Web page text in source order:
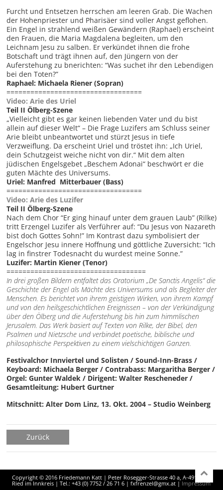
Furcht und Entsetzen herrschen am leeren Grab. Die Wachen
der Hohenpriester und Pharisäer sind voller Angst geflohen.
Ein Engel in strahlend weißen Gewändern (Raphael) erscheint
den Frauen, die Maria Magdalena begleiten, um den
Leichnam Jesu zu salben. Er verkündet ihnen die frohe
Botschaft und trägt ihnen auf, den Jüngern von der
Auferstehung zu bnerichten: “Was suchet ihr den Lebendigen
bei den Toten?”
Raphael: Michaela Riener (Sopran)
==================================
Video: Arie des Uriel
Teil II Ölberg-Szene
„Vielleicht gibt es gar keinen liebenden Vater und du bist
allein auf dieser Welt“ – Die Frage Luzifers am Schluss seiner
Arie bleibt unbeantwortet und stürzt Jesus in tiefe
Verzweiflung. Da erscheint Uriel und tröstet ihn: „Ich Uriel,
dein Schutzgeist weiche nicht von dir.“ Mit dem alten
jüdischen Engelsgebet „Beschem Adonai“ beschwört er die
guten Mächte des Universums.
Uriel: Manfred Mitterbauer (Bass)
==================================
Video: Arie des Luzifer
Teil II Ölberg-Szene
Nach dem Chor “Er ging hinauf unter dem grauen Laub” (Rilke)
tritt Erzengel Luzifer als Verführer auf: “Du Jesus von Nazareth
bist doch Gottes Sohn!” Im Kontrast dazu symbolisiert der
Engelschor Jesu innere Hoffnung und göttliche Zuversicht: “Ich
lag in finstrer Todesnacht du wurdest meine Sonne.”
Luzifer: Martin Kiener (Tenor)
===================================
In drei großen Bildern entfaltet das Oratorium „De Sanctis Angelis“ die
Geschichte der Engel als Mächte des Universums und als Begleiter der
Menschen. Es berichtet von ihrem geistigen Wirken, von ihrem Kampf
und von den heilsgeschichtlichen Ereignissen – von der Verkündigung
über den Ölberg und die Auferstehung bis hin zum himmlischen
Jerusalem. Das Werk basiert auf Texten von Rilke, der Bibel, den
Psalmen und Nietzsche und verbindet poetische, biblische und
philosophische Perspektiven zu einem vielschichtigen Ganzen.
Festivalchor Innviertel und Solisten / Sound-Inn-Brass /
Keyboard: Michaela Berger / Contrabass: Margaritha Berger /
Orgel: Gunter Waldek / Dirigent: Walter Rescheneder /
Gesamtleitung: Hubert Gurtner
Mitschnitt: Alter Dom Linz, 13. Okt. 2004 – Studio Weinberg
Zurück
Copyright © 2016 Friedemann Katt | Peter Rosegger-Strasse 40 a, A-4910
Ried im Innkreis | Tel.: +43 (0) 7752 / 26 71 6 | fxfrenzel@gmx.at | Impressum